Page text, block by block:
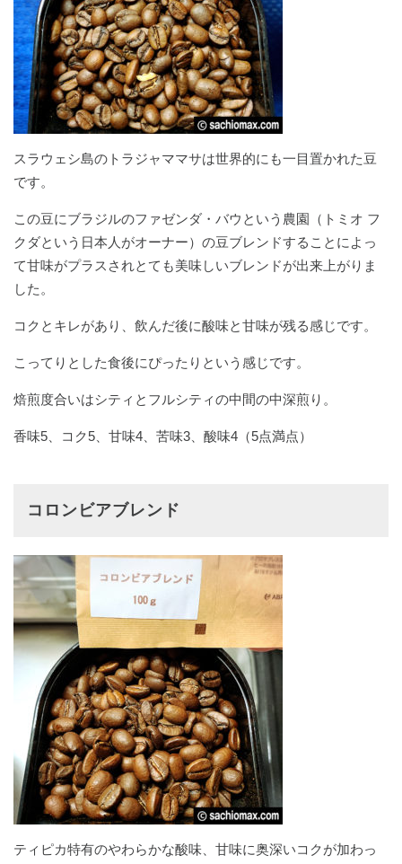
スラウェシ島のトラジャママサは世界的にも一目置かれた豆
です。
この豆にブラジルのファゼンダ・バウという農園（トミオ フ
クダという日本人がオーナー）の豆ブレンドすることによっ
て甘味がプラスされとても美味しいブレンドが出来上がりま
した。
コクとキレがあり、飲んだ後に酸味と甘味が残る感じです。
こってりとした食後にぴったりという感じです。
焙煎度合いはシティとフルシティの中間の中深煎り。
香味5、コク5、甘味4、苦味3、酸味4（5点満点）
コロンビアブレンド
ティピカ特有のやわらかな酸味、甘味に奥深いコクが加わっ